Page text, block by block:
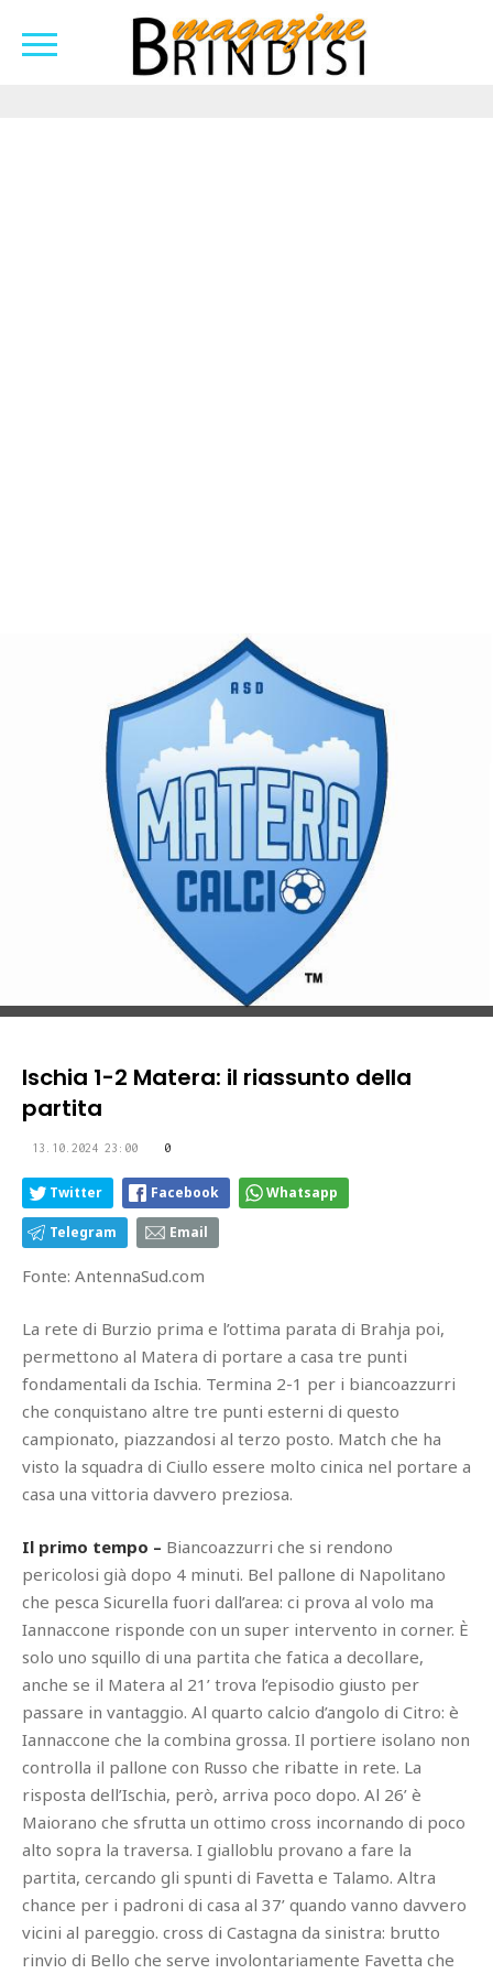
Ischia 1-2 Matera: il riassunto della
partita
13.10.2024 23:00 0
Twitter Facebook Whatsapp
Telegram Email
Fonte: AntennaSud.com
La rete di Burzio prima e l’ottima parata di Brahja poi,
permettono al Matera di portare a casa tre punti
fondamentali da Ischia. Termina 2-1 per i biancoazzurri
che conquistano altre tre punti esterni di questo
campionato, piazzandosi al terzo posto. Match che ha
visto la squadra di Ciullo essere molto cinica nel portare a
casa una vittoria davvero preziosa.
Il primo tempo – Biancoazzurri che si rendono
pericolosi già dopo 4 minuti. Bel pallone di Napolitano
che pesca Sicurella fuori dall’area: ci prova al volo ma
Iannaccone risponde con un super intervento in corner. È
solo uno squillo di una partita che fatica a decollare,
anche se il Matera al 21’ trova l’episodio giusto per
passare in vantaggio. Al quarto calcio d’angolo di Citro: è
Iannaccone che la combina grossa. Il portiere isolano non
controlla il pallone con Russo che ribatte in rete. La
risposta dell’Ischia, però, arriva poco dopo. Al 26’ è
Maiorano che sfrutta un ottimo cross incornando di poco
alto sopra la traversa. I gialloblu provano a fare la
partita, cercando gli spunti di Favetta e Talamo. Altra
chance per i padroni di casa al 37’ quando vanno davvero
vicini al pareggio. cross di Castagna da sinistra: brutto
rinvio di Bello che serve involontariamente Favetta che